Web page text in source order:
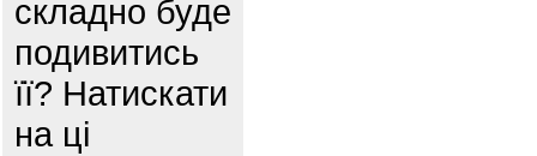
складно буде
подивитись
її? Натискати
на ці